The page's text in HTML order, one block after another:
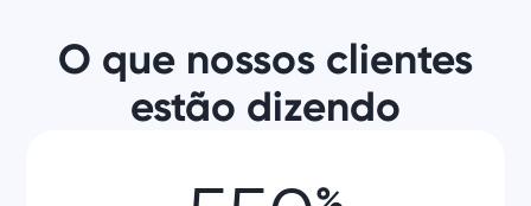
O que nossos clientes
estão dizendo